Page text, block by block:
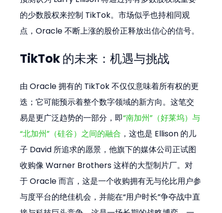
的少数股权来控制 TikTok。市场似乎也持相同观
点，Oracle 不断上涨的股价正释放出信心的信号。
TikTok 的未来：机遇与挑战
由 Oracle 拥有的 TikTok 不仅仅意味着所有权的更
迭；它可能预示着整个数字领域的新方向。这笔交
易是更广泛趋势的一部分，即“南加州”（好莱坞）与
“北加州”（硅谷）之间的融合 ，这也是 Ellison 的儿
子 David 所追求的愿景，他旗下的媒体公司正试图
收购像 Warner Brothers 这样的大型制片厂。对
于 Oracle 而言，这是一个收购拥有无与伦比用户参
与度平台的绝佳机会，并能在“用户时长”争夺战中直